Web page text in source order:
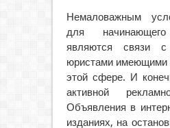
Немаловажным
для
являются связи с
юристами имеющими
этой сфере. И
активной
Объявления в
изданиях, на